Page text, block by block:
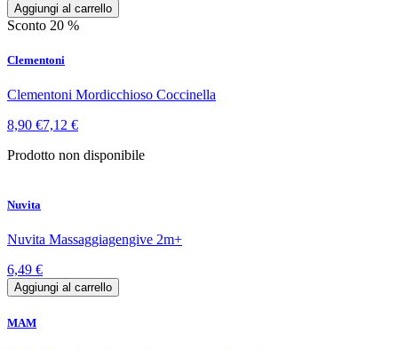
Aggiungi al carrello
Sconto 20 %
Clementoni
Clementoni Mordicchioso Coccinella
8,90 €7,12 €
Prodotto non disponibile
Nuvita
Nuvita Massaggiagengive 2m+
6,49 €
Aggiungi al carrello
MAM